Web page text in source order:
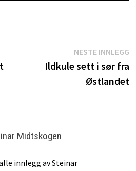
NESTE INNLEGG
Ildkule sett i sør fra
Østlandet
Midtskogen
innlegg av Steinar